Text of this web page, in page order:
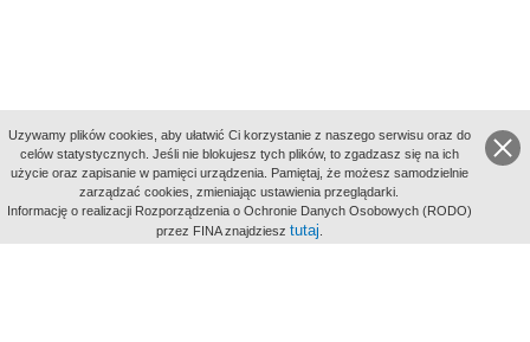
aktywności
Uzywamy plików cookies, aby ułatwić Ci korzystanie z naszego serwisu oraz do
celów statystycznych. Jeśli nie blokujesz tych plików, to zgadzasz się na ich
użycie oraz zapisanie w pamięci urządzenia. Pamiętaj, że możesz samodzielnie
zarządzać cookies, zmieniając ustawienia przeglądarki.
Informację o realizacji Rozporządzenia o Ochronie Danych Osobowych (RODO)
przez FINA znajdziesz tutaj